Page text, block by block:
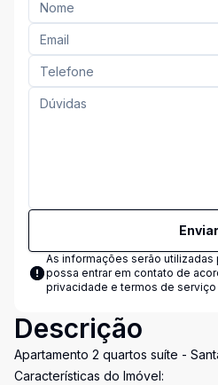
Enviar
As informações serão utilizadas
possa entrar em contato de
privacidade e termos de serviço
Descrição
Apartamento 2 quartos suíte -
Características do Imóvel: